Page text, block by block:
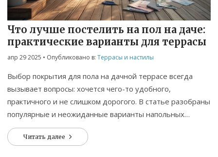
Что лучше постелить на пол на даче:
практические варианты для террасы
апр 29 2025 • Опубликовано в: Террасы и настилы
Выбор покрытия для пола на дачной террасе всегда
вызывает вопросы: хочется чего-то удобного,
практичного и не слишком дорогого. В статье разобраны
популярные и неожиданные варианты напольных
покрытий, их плюсы и минусы, а также советы по
монтажу своими руками. От натурального дерева до
Читать далее